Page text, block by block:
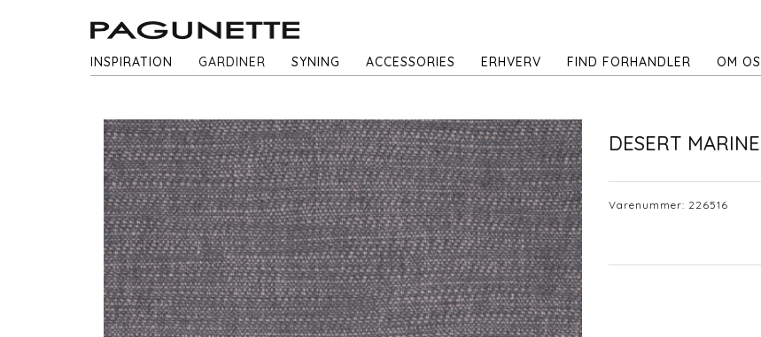
INSPIRATION GARDINER SYNING ACCESSORIES ERHVERV FIND FORHANDLER OM OS
DESERT MARINE
Varenummer: 226516